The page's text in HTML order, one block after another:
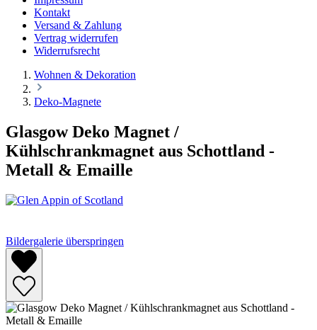
Kontakt
Versand & Zahlung
Vertrag widerrufen
Widerrufsrecht
Wohnen & Dekoration
Deko-Magnete
Glasgow Deko Magnet /
Kühlschrankmagnet aus Schottland -
Metall & Emaille
Bildergalerie überspringen